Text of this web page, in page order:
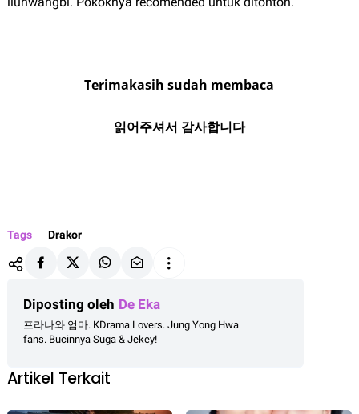
Terimakasih sudah membaca
읽어주셔서 감사합니다
Tags Drakor
Diposting oleh De Eka
프라나와 엄마. KDrama Lovers. Jung Yong Hwa
fans. Bucinnya Suga & Jekey!
Artikel Terkait